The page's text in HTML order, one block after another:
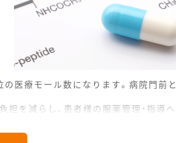
医療モール数になります。病院門前と
を減らし、患者様の服薬管理・指導へ
境です